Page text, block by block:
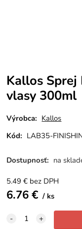
Kallos Sprej
vlasy 300ml
Výrobca: Kallos
Kód: LAB35-
Dostupnosť: na
5.49 € bez DPH
6.76€ ks